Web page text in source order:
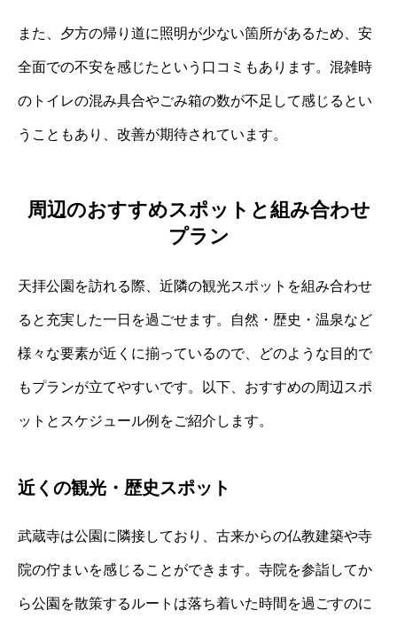
また、夕方の帰り道に照明が少ない箇所があるため、安
全面での不安を感じたという口コミもあります。混雑時
のトイレの混み具合やごみ箱の数が不足して感じるとい
うこともあり、改善が期待されています。
周辺のおすすめスポットと組み合わせ
プラン
天拝公園を訪れる際、近隣の観光スポットを組み合わせ
ると充実した一日を過ごせます。自然・歴史・温泉など
様々な要素が近くに揃っているので、どのような目的で
もプランが立てやすいです。以下、おすすめの周辺スポ
ットとスケジュール例をご紹介します。
近くの観光・歴史スポット
武蔵寺は公園に隣接しており、古来からの仏教建築や寺
院の佇まいを感じることができます。寺院を参詣してか
ら公園を散策するルートは落ち着いた時間を過ごすのに